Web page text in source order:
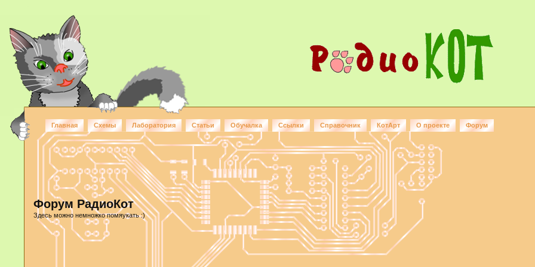
Главная Схемы Лаборатория Статьи Обучалка Ссылки Справочник КотАрт О проекте Форум
Форум РадиоКот
Здесь можно немножко помяукать :)